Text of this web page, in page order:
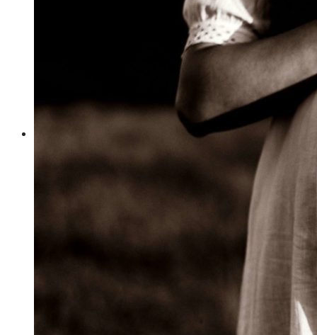
Votre Babymoon en Bourgogne-Franche-
Votre Babymoon en Bretagne
Votre Babymoon en Centre-Val-de-Loire